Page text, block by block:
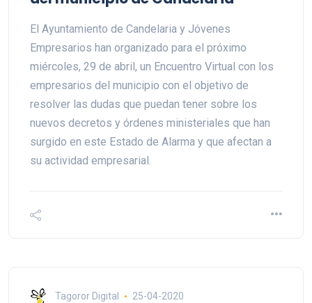
El Ayuntamiento de Candelaria y Jóvenes
Empresarios han organizado para el próximo
miércoles, 29 de abril, un Encuentro Virtual con los
empresarios del municipio con el objetivo de
resolver las dudas que puedan tener sobre los
nuevos decretos y órdenes ministeriales que han
surgido en este Estado de Alarma y que afectan a
su actividad empresarial.
Tagoror Digital 25-04-2020